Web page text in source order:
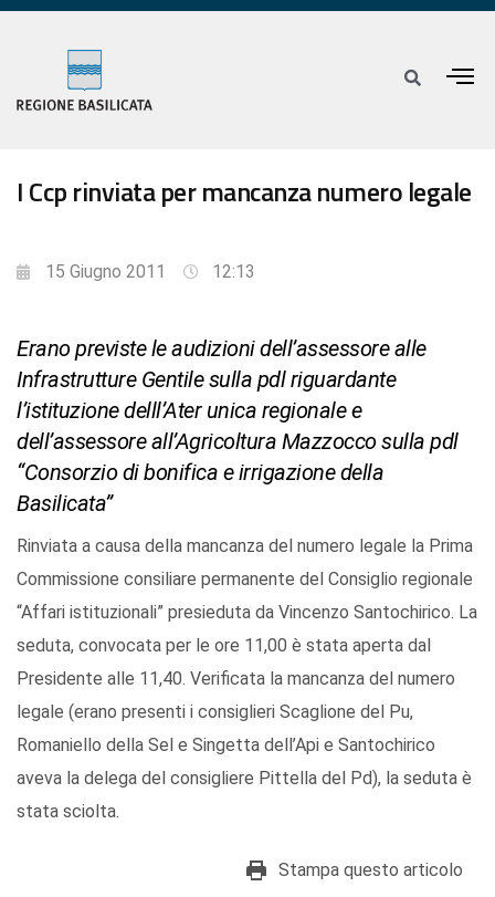
I Ccp rinviata per mancanza numero legale
15 Giugno 2011 12:13
Erano previste le audizioni dell’assessore alle
Infrastrutture Gentile sulla pdl riguardante
l’istituzione delll’Ater unica regionale e
dell’assessore all’Agricoltura Mazzocco sulla pdl
“Consorzio di bonifica e irrigazione della
Basilicata”
Rinviata a causa della mancanza del numero legale la Prima
Commissione consiliare permanente del Consiglio regionale
“Affari istituzionali” presieduta da Vincenzo Santochirico. La
seduta, convocata per le ore 11,00 è stata aperta dal
Presidente alle 11,40. Verificata la mancanza del numero
legale (erano presenti i consiglieri Scaglione del Pu,
Romaniello della Sel e Singetta dell’Api e Santochirico
aveva la delega del consigliere Pittella del Pd), la seduta è
stata sciolta.
Stampa questo articolo